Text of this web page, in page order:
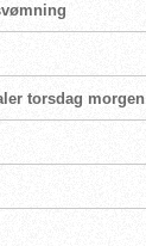
torsdag morgen